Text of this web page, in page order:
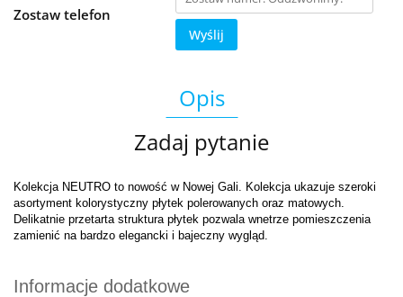
Zostaw telefon
Wyślij
Opis
Zadaj pytanie
Kolekcja NEUTRO to nowość w Nowej Gali. Kolekcja ukazuje szeroki
asortyment kolorystyczny płytek polerowanych oraz matowych.
Delikatnie przetarta struktura płytek pozwala wnetrze pomieszczenia
zamienić na bardzo elegancki i bajeczny wygląd.
Informacje dodatkowe